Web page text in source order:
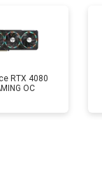
RTX 4080
OC